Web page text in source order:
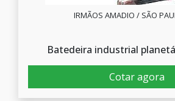
IRMÃOS AMADIO / SÃO
Batedeira industrial
Cotar agora